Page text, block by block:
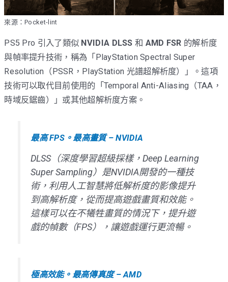
來源：Pocket-lint
PS5 Pro 引入了類似 NVIDIA DLSS 和 AMD FSR 的解析度
與幀率提升技術，稱為「PlayStation Spectral Super
Resolution（PSSR，PlayStation 光譜超解析度）」。這項
技術可以取代目前使用的「Temporal Anti-Aliasing（TAA，
時域反鋸齒）」或其他超解析度方案。
最高 FPS。最高畫質 – NVIDIA
DLSS（深度學習超級採樣，Deep Learning
Super Sampling）是NVIDIA開發的一種技
術，利用人工智慧將低解析度的影像提升
到高解析度，從而提高遊戲畫質和效能。
這樣可以在不犧牲畫質的情況下，提升遊
戲的幀數（FPS），讓遊戲運行更流暢。
極高效能。最高傳真度 – AMD